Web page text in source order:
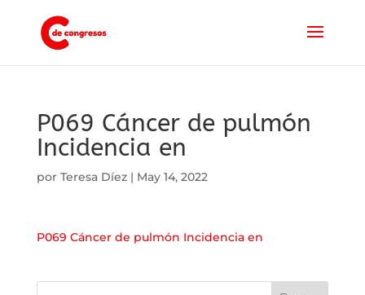
P069 Cáncer de pulmón
Incidencia en
por Teresa Díez| May 14, 2022
P069 Cáncer de pulmón Incidencia en